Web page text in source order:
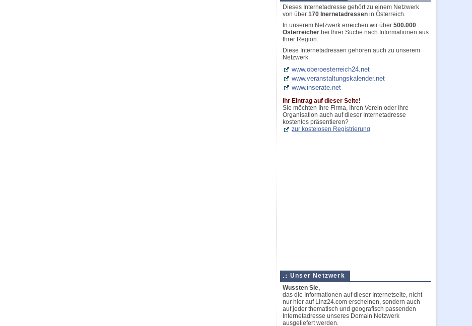
Dieses Internetadresse gehört zu einem Netzwerk
von über 170 Inernetadressen in Österreich.
In unserem Netzwerk erreichen wir über 500.000
Österreicher bei Ihrer Suche nach Informationen aus
Ihrer Region.
Diese Internetadressen gehören auch zu unserem
Netzwerk
www.oberoesterreich24.net
www.veranstaltungskalender.net
www.inserate.net
Ihr Eintrag auf dieser Seite!
Sie möchten Ihre Firma, Ihren Verein oder Ihre
Organisation auch auf dieser Internetadresse
kostenlos präsentieren?
zur kostelosen Registrierung
Unser Netzwerk
Wussten Sie,
das die Informationen auf dieser Internetseite, nicht
nur hier auf Linz24.com erscheinen, sondern auch
auf jeder thematisch und geografisch passenden
Internetadresse unseres Domain Netzwerk
ausgeliefert werden.